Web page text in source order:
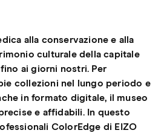
alla conservazione e alla
culturale della capitale
ai giorni nostri. Per
collezioni nel lungo periodo e
in formato digitale, il museo
e affidabili. In questo
ColorEdge di EIZO